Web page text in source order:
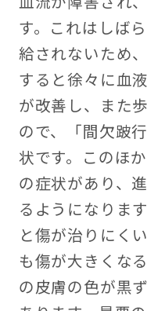
す。これはしば
給されないため
すると徐々に血
が改善し、また
ので、「間欠跛
状です。このほ
の症状があり、
るようになりま
と傷が治りにく
も傷が大きくな
の皮膚の色が黒